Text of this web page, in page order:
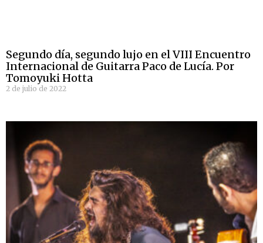
Segundo día, segundo lujo en el VIII Encuentro
Internacional de Guitarra Paco de Lucía. Por
Tomoyuki Hotta
2 de julio de 2022